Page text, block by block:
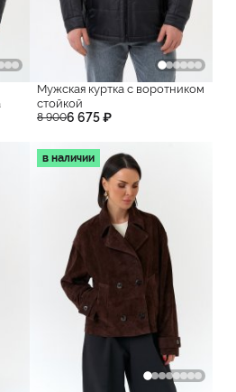
Мужская куртка с воротником
стойкой
8 9006 675 ₽
в наличии